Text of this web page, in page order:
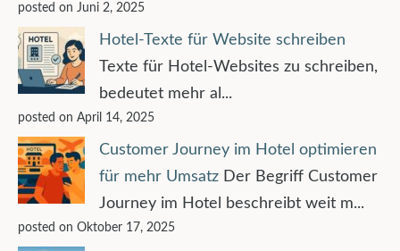
posted on Juni 2, 2025
Hotel-Texte für Website schreiben
Texte für Hotel-Websites zu schreiben,
bedeutet mehr al...
posted on April 14, 2025
Customer Journey im Hotel optimieren
für mehr Umsatz Der Begriff Customer
Journey im Hotel beschreibt weit m...
posted on Oktober 17, 2025